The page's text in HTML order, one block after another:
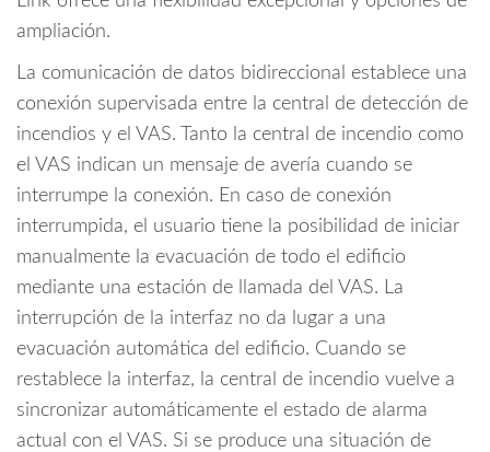
ampliación.
La comunicación de datos bidireccional establece una
conexión supervisada entre la central de detección de
incendios y el VAS. Tanto la central de incendio como
el VAS indican un mensaje de avería cuando se
interrumpe la conexión. En caso de conexión
interrumpida, el usuario tiene la posibilidad de iniciar
manualmente la evacuación de todo el edificio
mediante una estación de llamada del VAS. La
interrupción de la interfaz no da lugar a una
evacuación automática del edificio. Cuando se
restablece la interfaz, la central de incendio vuelve a
sincronizar automáticamente el estado de alarma
actual con el VAS. Si se produce una situación de